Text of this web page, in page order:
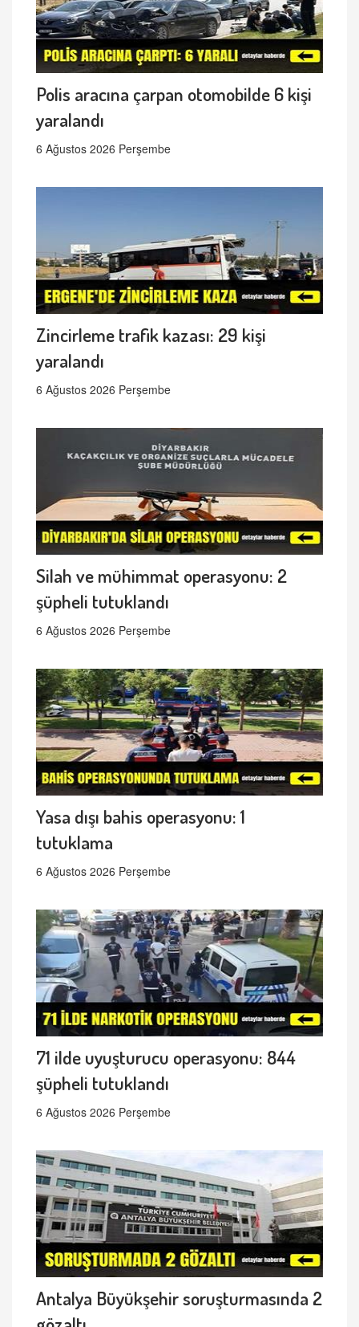
Polis aracına çarpan otomobilde 6 kişi
yaralandı
6 Ağustos 2026 Perşembe
Zincirleme trafik kazası: 29 kişi
yaralandı
6 Ağustos 2026 Perşembe
Silah ve mühimmat operasyonu: 2
şüpheli tutuklandı
6 Ağustos 2026 Perşembe
Yasa dışı bahis operasyonu: 1
tutuklama
6 Ağustos 2026 Perşembe
71 ilde uyuşturucu operasyonu: 844
şüpheli tutuklandı
6 Ağustos 2026 Perşembe
Antalya Büyükşehir soruşturmasında 2